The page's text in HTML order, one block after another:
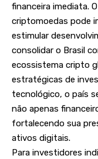
financeira imediata.
criptomoedas pode
estimular
consolidar o Brasil
ecossistema cripto
estratégicas de
tecnológico, o país
não apenas
fortalecendo sua
ativos digitais.
Para investidores